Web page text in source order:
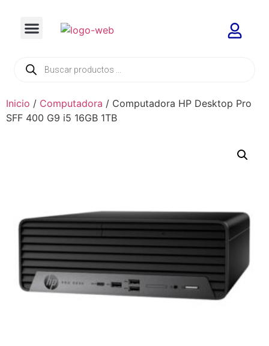
Inicio / Computadora / Computadora HP Desktop Pro
SFF 400 G9 i5 16GB 1TB